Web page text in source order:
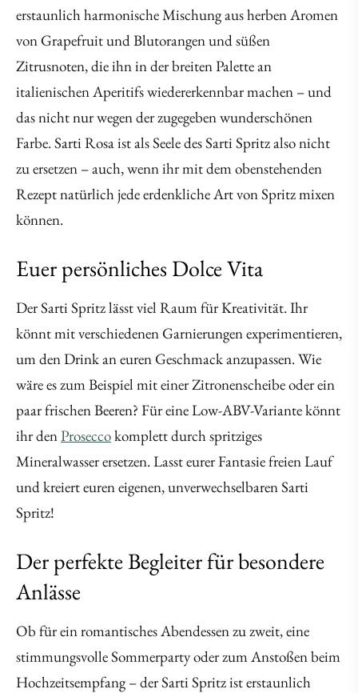
erstaunlich harmonische Mischung aus herben Aromen
von Grapefruit und Blutorangen und süßen
Zitrusnoten, die ihn in der breiten Palette an
italienischen Aperitifs wiedererkennbar machen – und
das nicht nur wegen der zugegeben wunderschönen
Farbe. Sarti Rosa ist als Seele des Sarti Spritz also nicht
zu ersetzen – auch, wenn ihr mit dem obenstehenden
Rezept natürlich jede erdenkliche Art von Spritz mixen
können.
Euer persönliches Dolce Vita
Der Sarti Spritz lässt viel Raum für Kreativität. Ihr
könnt mit verschiedenen Garnierungen experimentieren,
um den Drink an euren Geschmack anzupassen. Wie
wäre es zum Beispiel mit einer Zitronenscheibe oder ein
paar frischen Beeren? Für eine Low-ABV-Variante könnt
ihr denProseccokomplett durch spritziges
Mineralwasser ersetzen. Lasst eurer Fantasie freien Lauf
und kreiert euren eigenen, unverwechselbaren Sarti
Spritz!
Der perfekte Begleiter für besondere
Anlässe
Ob für ein romantisches Abendessen zu zweit, eine
stimmungsvolle Sommerparty oder zum Anstoßen beim
Hochzeitsempfang – der Sarti Spritz ist erstaunlich